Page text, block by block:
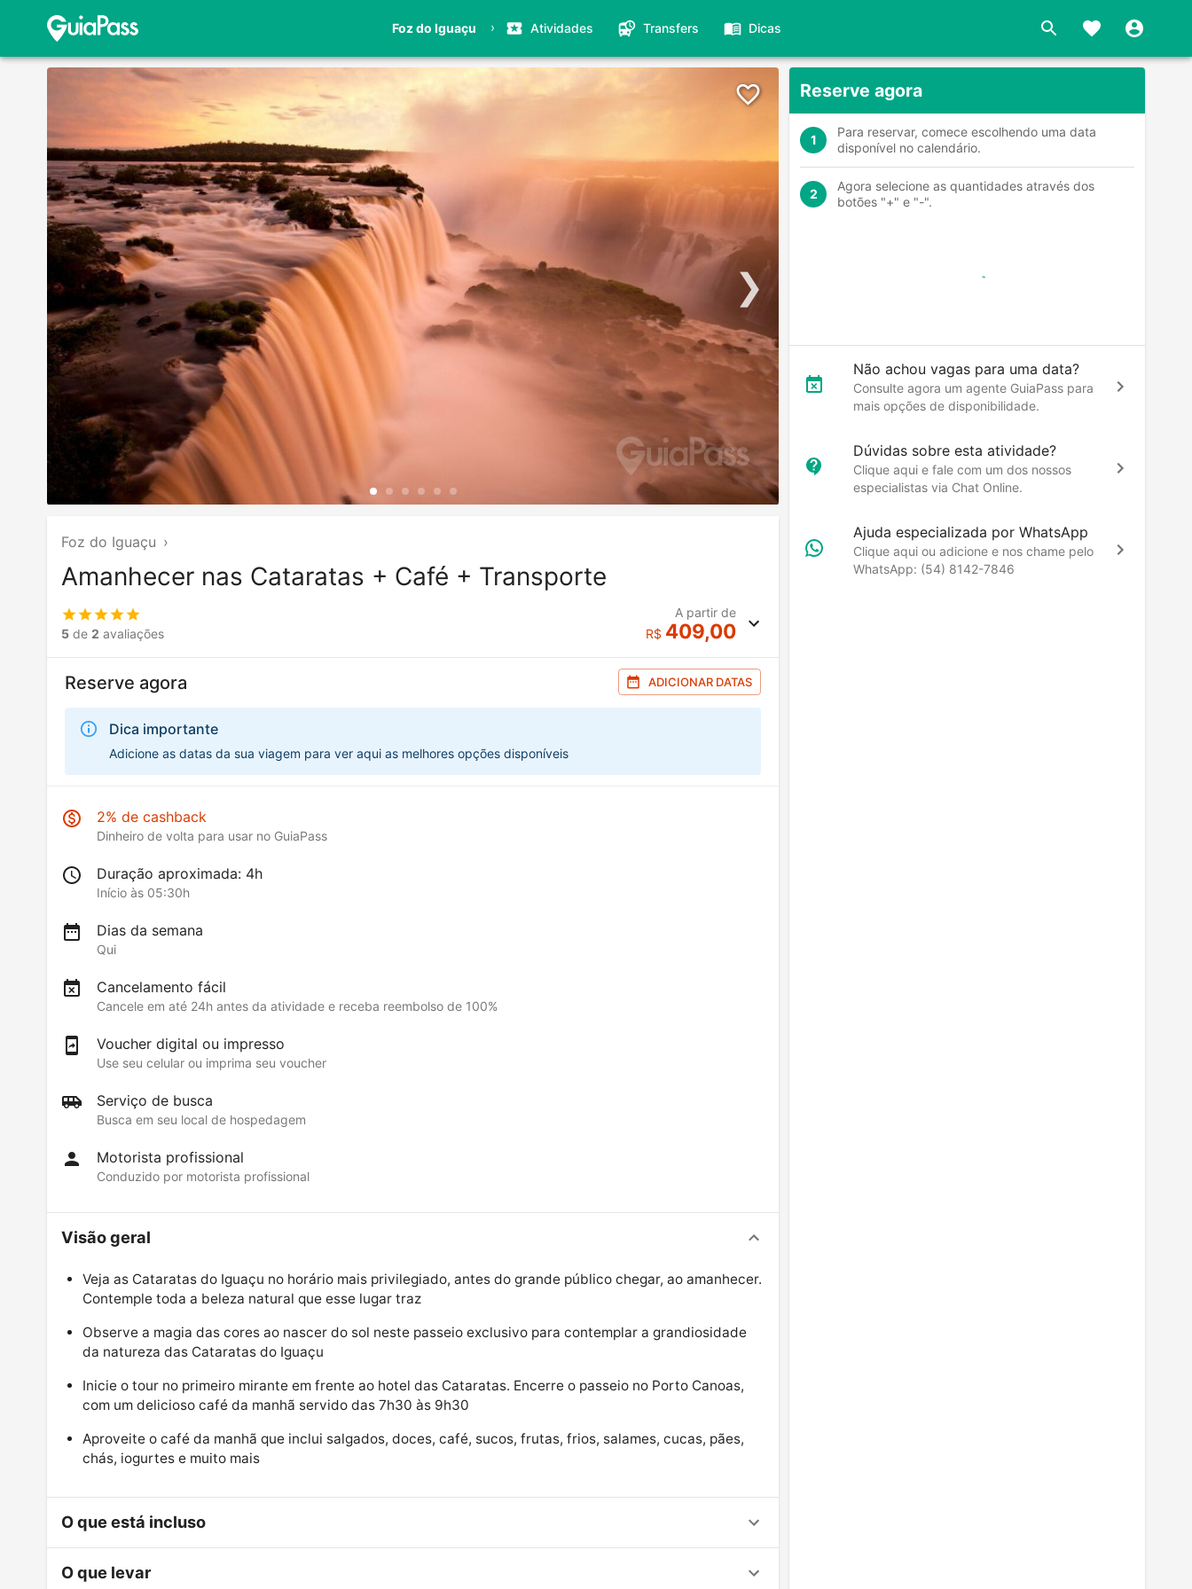
Foz do Iguaçu › Atividades Transfers Dicas
❯
Foz do Iguaçu ›
Amanhecer nas Cataratas + Café + Transporte
5 de 2 avaliações
A partir de
R$ 409,00
Reserve agora ADICIONAR DATAS
Dica importante
Adicione as datas da sua viagem para ver aqui as melhores opções disponíveis
2% de cashback
Dinheiro de volta para usar no GuiaPass
Duração aproximada: 4h
Início às 05:30h
Dias da semana
Qui
Cancelamento fácil
Cancele em até 24h antes da atividade e receba reembolso de 100%
Voucher digital ou impresso
Use seu celular ou imprima seu voucher
Serviço de busca
Busca em seu local de hospedagem
Motorista profissional
Conduzido por motorista profissional
Visão geral
Veja as Cataratas do Iguaçu no horário mais privilegiado, antes do grande público chegar, ao amanhecer.
Contemple toda a beleza natural que esse lugar traz
Observe a magia das cores ao nascer do sol neste passeio exclusivo para contemplar a grandiosidade
da natureza das Cataratas do Iguaçu
Inicie o tour no primeiro mirante em frente ao hotel das Cataratas. Encerre o passeio no Porto Canoas,
com um delicioso café da manhã servido das 7h30 às 9h30
Aproveite o café da manhã que inclui salgados, doces, café, sucos, frutas, frios, salames, cucas, pães,
chás, iogurtes e muito mais
O que está incluso
O que levar
Reserve agora
1
Para reservar, comece escolhendo uma data
disponível no calendário.
2
Agora selecione as quantidades através dos
botões "+" e "-".
Não achou vagas para uma data?
Consulte agora um agente GuiaPass para
mais opções de disponibilidade.
Dúvidas sobre esta atividade?
Clique aqui e fale com um dos nossos
especialistas via Chat Online.
Ajuda especializada por WhatsApp
Clique aqui ou adicione e nos chame pelo
WhatsApp: (54) 8142-7846